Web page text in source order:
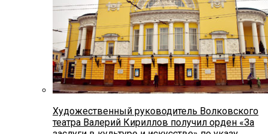
Художественный руководитель Волковского
театра Валерий Кириллов получил орден «За